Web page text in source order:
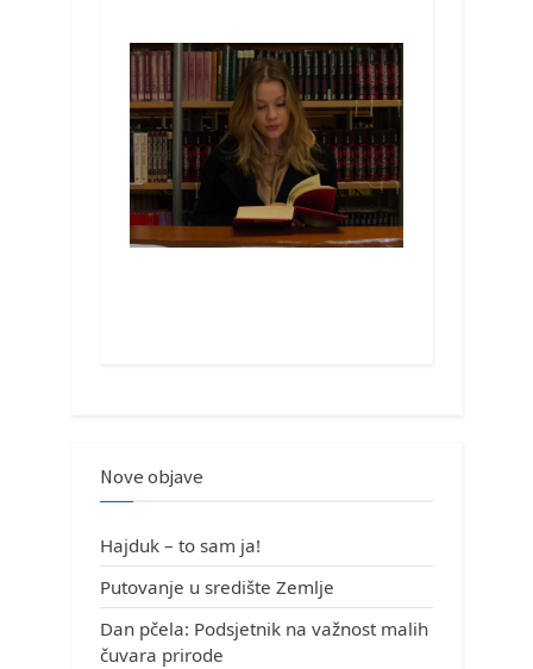
Nove objave
Hajduk – to sam ja!
Putovanje u središte Zemlje
Dan pčela: Podsjetnik na važnost malih
čuvara prirode